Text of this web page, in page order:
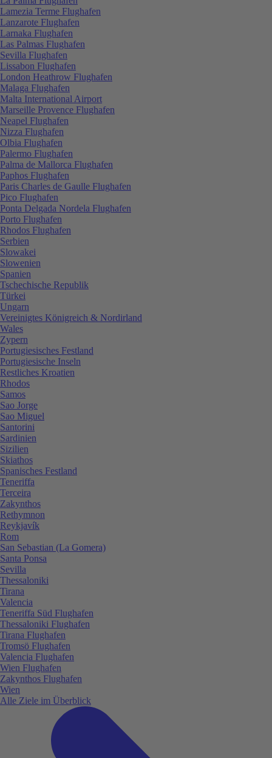
Lamezia Terme Flughafen
Lanzarote Flughafen
Larnaka Flughafen
Las Palmas Flughafen
Sevilla Flughafen
Lissabon Flughafen
London Heathrow Flughafen
Malaga Flughafen
Malta International Airport
Marseille Provence Flughafen
Neapel Flughafen
Nizza Flughafen
Olbia Flughafen
Palermo Flughafen
Palma de Mallorca Flughafen
Paphos Flughafen
Paris Charles de Gaulle Flughafen
Pico Flughafen
Ponta Delgada Nordela Flughafen
Porto Flughafen
Rhodos Flughafen
Serbien
Slowakei
Slowenien
Spanien
Tschechische Republik
Türkei
Ungarn
Vereinigtes Königreich & Nordirland
Wales
Zypern
Portugiesisches Festland
Portugiesische Inseln
Restliches Kroatien
Rhodos
Samos
Sao Jorge
Sao Miguel
Santorini
Sardinien
Sizilien
Skiathos
Spanisches Festland
Teneriffa
Terceira
Zakynthos
Rethymnon
Reykjavík
Rom
San Sebastian (La Gomera)
Santa Ponsa
Sevilla
Thessaloniki
Tirana
Valencia
Teneriffa Süd Flughafen
Thessaloniki Flughafen
Tirana Flughafen
Tromsö Flughafen
Valencia Flughafen
Wien Flughafen
Zakynthos Flughafen
Wien
Alle Ziele im Überblick